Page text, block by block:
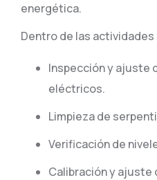
energética.
Dentro de las
Inspección y ajuste
eléctricos.
Limpieza de
Verificación de
Calibración y ajuste